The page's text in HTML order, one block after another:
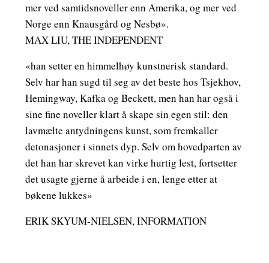
mer ved samtidsnoveller enn Amerika, og mer ved
Norge enn Knausgård og Nesbø».
MAX LIU, THE INDEPENDENT
«han setter en himmelhøy kunstnerisk standard.
Selv har han sugd til seg av det beste hos Tsjekhov,
Hemingway, Kafka og Beckett, men han har også i
sine fine noveller klart å skape sin egen stil: den
lavmælte antydningens kunst, som fremkaller
detonasjoner i sinnets dyp. Selv om hovedparten av
det han har skrevet kan virke hurtig lest, fortsetter
det usagte gjerne å arbeide i en, lenge etter at
bøkene lukkes»
ERIK SKYUM-NIELSEN, INFORMATION